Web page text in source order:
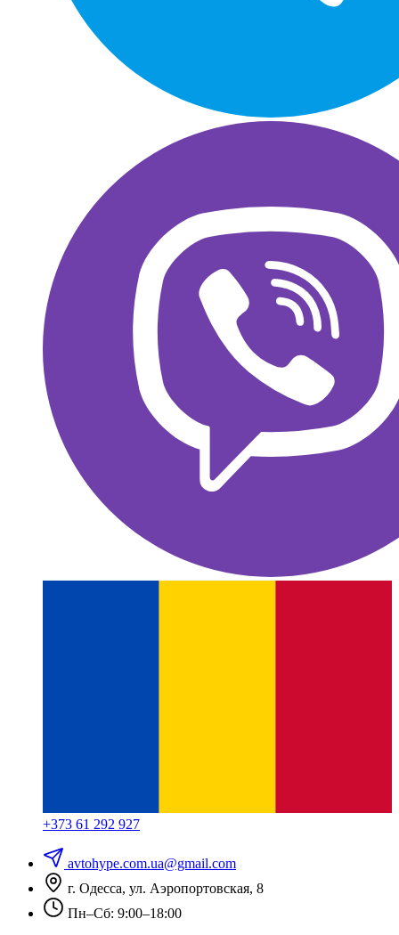
+373 61 292 927
avtohype.com.ua@gmail.com
г. Одесса, ул. Аэропортовская, 8
Пн–Сб: 9:00–18:00